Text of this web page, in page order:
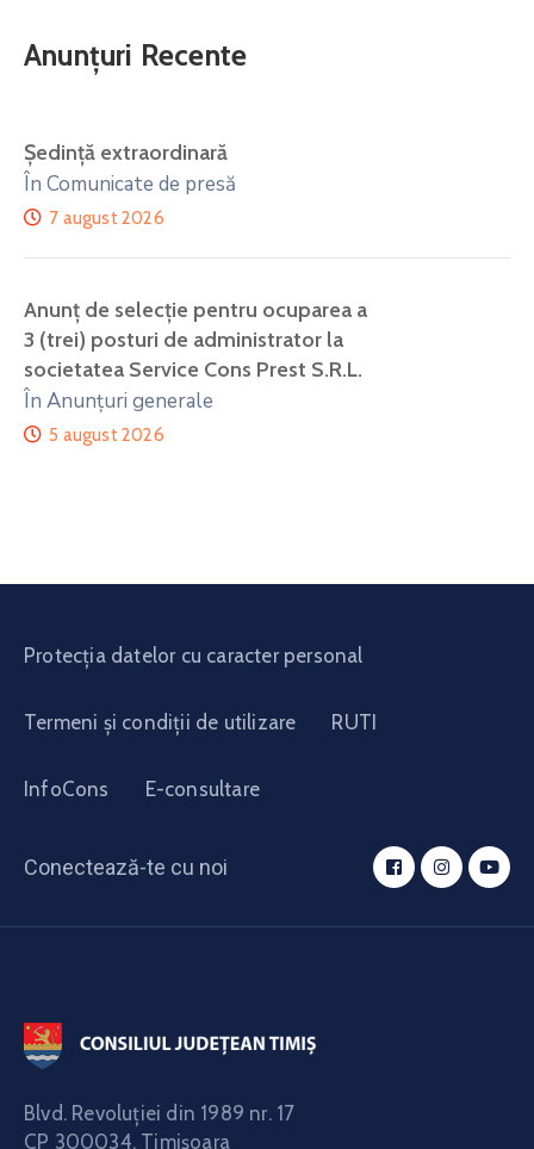
Anunțuri Recente
Ședință extraordinară
În Comunicate de presă
7 august 2026
Anunţ de selecţie pentru ocuparea a
3 (trei) posturi de administrator la
societatea Service Cons Prest S.R.L.
În Anunțuri generale
5 august 2026
Protecția datelor cu caracter personal
Termeni și condiții de utilizare RUTI
InfoCons E-consultare
Conectează-te cu noi
Blvd. Revoluţiei din 1989 nr. 17
CP 300034, Timişoara